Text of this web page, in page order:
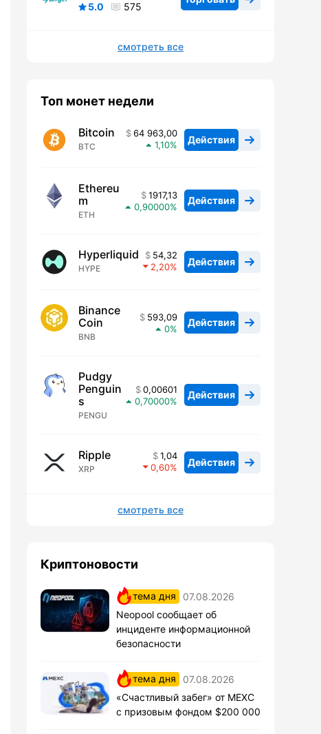
5.0 575
смотреть все
Топ монет недели
Bitcoin
BTC
64 963,00
1,10
Действия
Ethereu
m
ETH
1917,13
0,90000
Действия
Hyperliquid
HYPE
54,32
2,20
Действия
Binance
Coin
BNB
593,09
0
Действия
Pudgy
Penguin
s
PENGU
0,00601
0,70000
Действия
Ripple
XRP
1,04
0,60
Действия
смотреть все
Криптоновости
тема дня
07.08.2026
Neopool сообщает об
инциденте информационной
безопасности
тема дня
07.08.2026
«Счастливый забег» от MEXC
с призовым фондом $200 000